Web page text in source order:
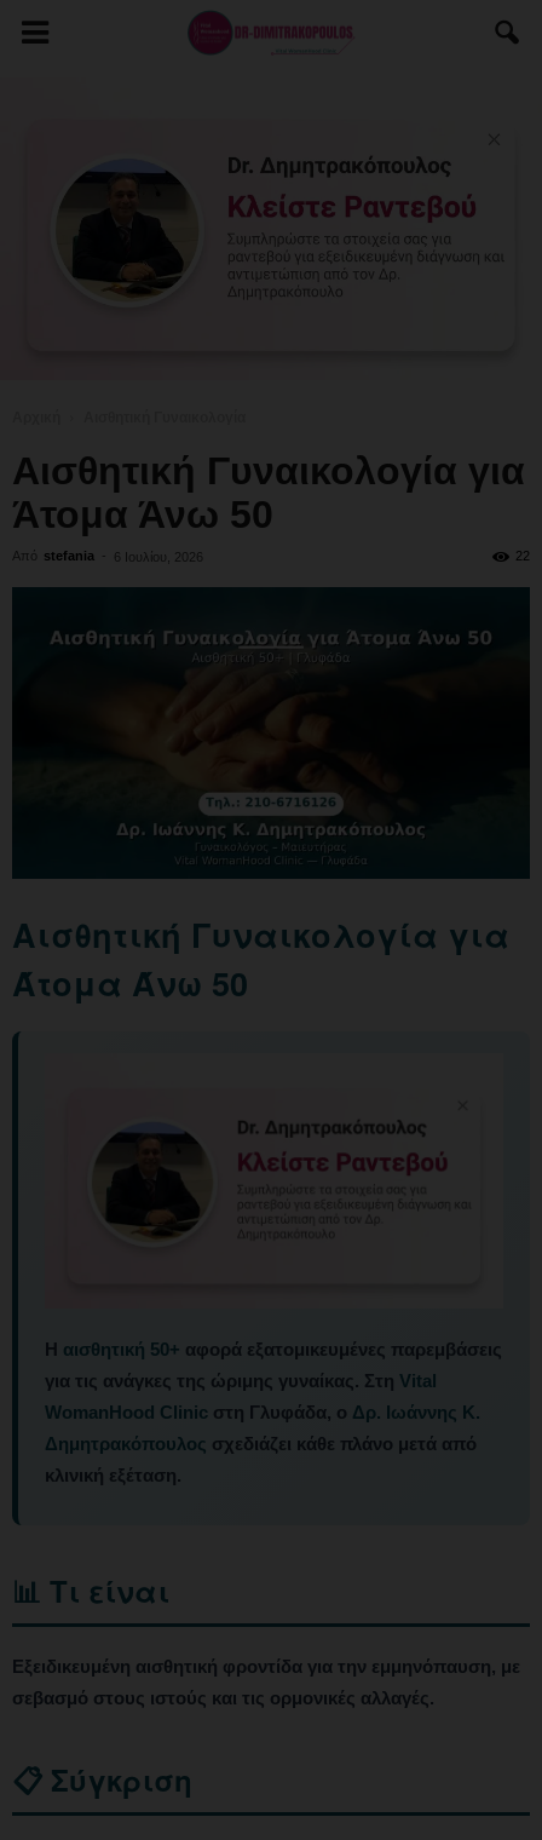
Αισθητική Γυναικολογία για
Άτομα Άνω 50
Από stefania - 6 Ιουλίου, 2026 22
Αισθητική Γυναικολογία για
Άτομα Άνω 50
Η αισθητική 50+ αφορά εξατομικευμένες παρεμβάσεις
για τις ανάγκες της ώριμης γυναίκας. Στη Vital
WomanHood Clinic στη Γλυφάδα, ο Δρ. Ιωάννης Κ.
Δημητρακόπουλος σχεδιάζει κάθε πλάνο μετά από
κλινική εξέταση.
📊 Τι είναι
Εξειδικευμένη αισθητική φροντίδα για την εμμηνόπαυση, με
σεβασμό στους ιστούς και τις ορμονικές αλλαγές.
📋 Σύγκριση